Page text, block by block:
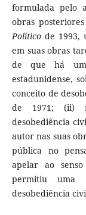
formulada pelo
obras
Políticode 1993,
em suas obras
de que há
estadunidense,
conceito de
de 1971; (ii)
desobediência
autor nas suas
pública no
apelar ao
permitiu uma
desobediência